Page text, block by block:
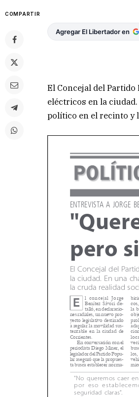
COMPARTIR
Agregar El Libertador en
El Concejal del
eléctricos en la
político en el recinto y